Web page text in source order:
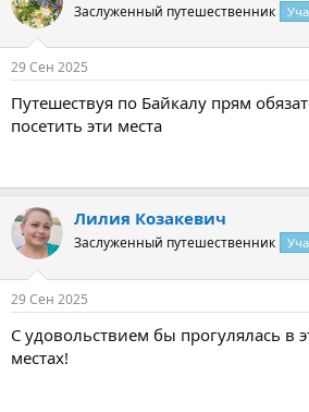
Заслуженный путешественник
29 Сен 2025
Путешествуя по Байкалу прям
посетить эти места
Лилия Козакевич
Заслуженный путешественник
29 Сен 2025
С удовольствием бы прогулялась в
местах!